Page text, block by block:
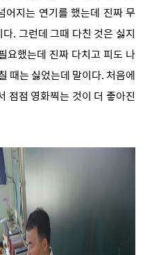
어지는 연기를 했는데 진짜 무
. 그런데 그때 다친 것은 싫지
요했는데 진짜 다치고 피도 나
때는 싫었는데 말이다. 처음에
점점 영화찍는 것이 더 좋아진